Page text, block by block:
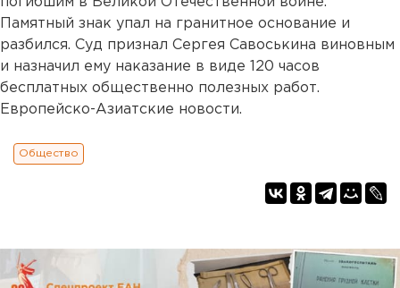
Памятный знак упал на гранитное основание и
разбился. Суд признал Сергея Савоськина виновным
и назначил ему наказание в виде 120 часов
бесплатных общественно полезных работ.
Европейско-Азиатские новости.
Общество